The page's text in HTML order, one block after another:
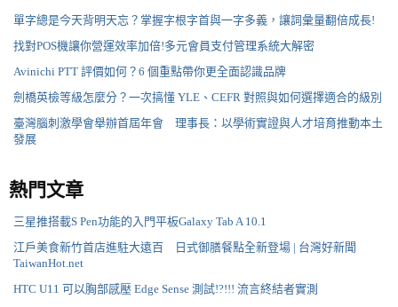
單字總是今天背明天忘？掌握字根字首與一字多義，讓詞彙量翻倍成長!
找對POS機讓你營運效率加倍!多元會員支付管理系統大解密
Avinichi PTT 評價如何？6 個重點帶你更全面認識品牌
劍橋英檢等級怎麼分？一次搞懂 YLE、CEFR 對照與如何選擇適合的級別
臺灣腦刺激學會舉辦首屆年會 理事長：以學術實證與人才培育推動本土
發展
熱門文章
三星推搭載S Pen功能的入門平板Galaxy Tab A 10.1
江戶美食新竹首店進駐大遠百 日式御膳餐點全新登場 | 台灣好新聞
TaiwanHot.net
HTC U11 可以胸部感壓 Edge Sense 測試!?!!! 流言終結者實測